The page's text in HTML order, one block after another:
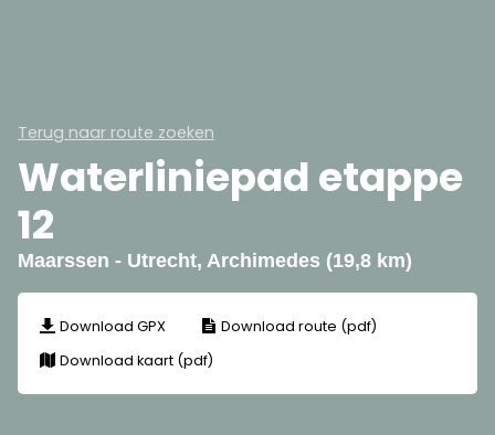
Terug naar route zoeken
Waterliniepad etappe
12
Maarssen - Utrecht, Archimedes (19,8 km)
Download GPX
Download route (pdf)
Download kaart (pdf)